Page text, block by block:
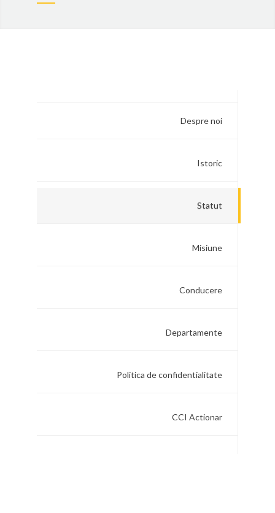
Despre noi
Istoric
Statut
Misiune
Conducere
Departamente
Politica de confidentialitate
CCI Actionar